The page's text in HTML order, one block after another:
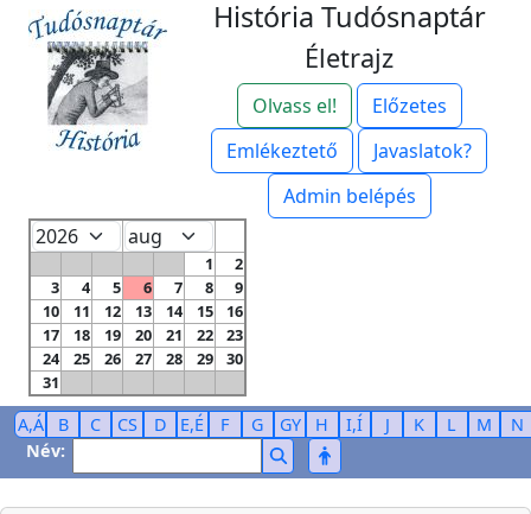
História Tudósnaptár
Életrajz
Olvass el!
Előzetes
Emlékeztető
Javaslatok?
Admin belépés
1
2
3
4 5 6 7 8
9
10
11 12 13 14 15
16
17
18 19 20 21 22
23
24
25 26 27 28 29
30
31
A,Á B C CS D E,É F G GY H I,Í J K L M
N
Név: